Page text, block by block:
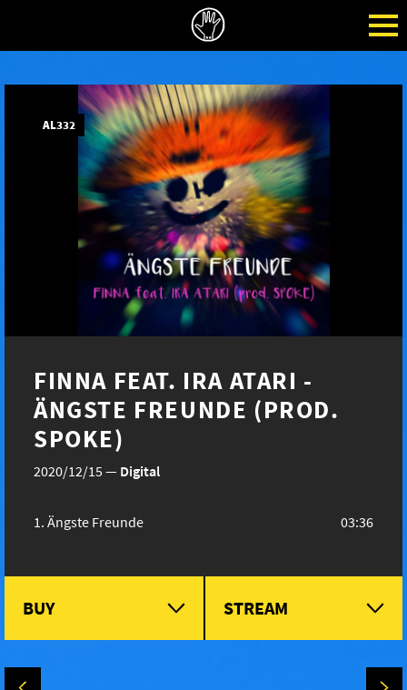
AL332
FINNA FEAT. IRA ATARI -
ÄNGSTE FREUNDE (PROD.
SPOKE)
2020/12/15 — Digital
Ängste Freunde 03:36
BUY STREAM